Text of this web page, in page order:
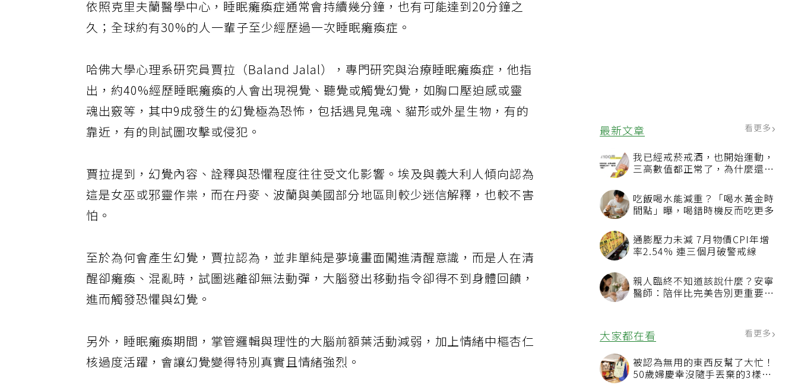
最新文章 看更多
我已經戒菸戒酒，也開始運動，
三高數值都正常了，為什麼還不
吃飯喝水能減重？「喝水黃金時
間點」曝，喝錯時機反而吃更多
通膨壓力未減 7月物價CPI年增
率2.54% 連三個月破警戒線
親人臨終不知道該說什麼？安寧
醫師：陪伴比完美告別更重要，
大家都在看
被認為無用的東西反幫了大忙！
50歲婦慶幸沒隨手丟棄的3樣物
依照克里夫蘭醫學中心，睡眠癱瘓症通常會持續幾分鐘，也有可能達到20分鐘之
久；全球約有30%的人一輩子至少經歷過一次睡眠癱瘓症。
哈佛大學心理系研究員賈拉（Baland Jalal），專門研究與治療睡眠癱瘓症，他指
出，約40%經歷睡眠癱瘓的人會出現視覺、聽覺或觸覺幻覺，如胸口壓迫感或靈
魂出竅等，其中9成發生的幻覺極為恐怖，包括遇見鬼魂、貓形或外星生物，有的
靠近，有的則試圖攻擊或侵犯。
賈拉提到，幻覺內容、詮釋與恐懼程度往往受文化影響。埃及與義大利人傾向認為
這是女巫或邪靈作祟，而在丹麥、波蘭與美國部分地區則較少迷信解釋，也較不害
怕。
至於為何會產生幻覺，賈拉認為，並非單純是夢境畫面闖進清醒意識，而是人在清
醒卻癱瘓、混亂時，試圖逃離卻無法動彈，大腦發出移動指令卻得不到身體回饋，
進而觸發恐懼與幻覺。
另外，睡眠癱瘓期間，掌管邏輯與理性的大腦前額葉活動減弱，加上情緒中樞杏仁
核過度活躍，會讓幻覺變得特別真實且情緒強烈。